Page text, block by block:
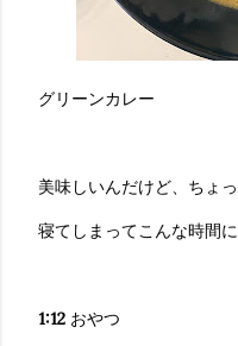
グリーンカレー
美味しいんだけど、ちょ
寝てしまってこんな時間
1:12 おやつ